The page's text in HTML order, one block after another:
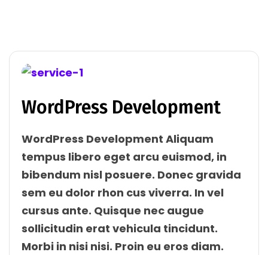
WordPress Development
WordPress Development Aliquam
tempus libero eget arcu euismod, in
bibendum nisl posuere. Donec gravida
sem eu dolor rhon cus viverra. In vel
cursus ante. Quisque nec augue
sollicitudin erat vehicula tincidunt.
Morbi in nisi nisi. Proin eu eros diam.